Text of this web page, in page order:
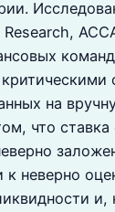
на
что
неверно
и,